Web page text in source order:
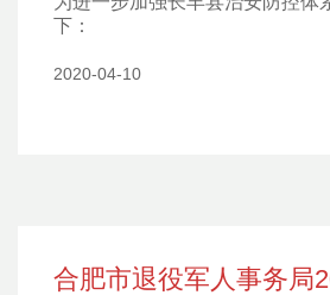
下：
2020-04-10
合肥市退役军人事务局